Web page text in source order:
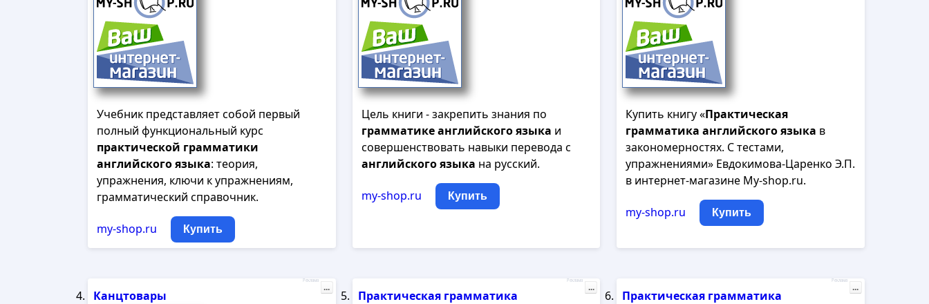
Учебник представляет собой первый
полный функциональный курс
практической грамматики
английскогоязыка: теория,
упражнения, ключи к упражнениям,
грамматический справочник.
my-shop.ru Купить
Цель книги - закрепить знания по
грамматикеанглийскогоязыка и
совершенствовать навыки перевода с
английскогоязыка на русский.
my-shop.ru Купить
Купить книгу «Практическая
грамматика английскогоязыка в
закономерностях. С тестами,
упражнениями» Евдокимова-Царенко Э.П.
в интернет-магазине My-shop.ru.
my-shop.ru Купить
Канцтовары
Реклама
...
Практическая грамматика
Реклама
...
Практическая грамматика
Реклама
...